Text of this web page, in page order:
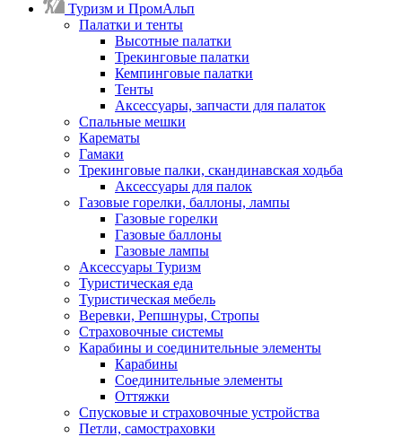
Туризм и ПромАльп
Палатки и тенты
Высотные палатки
Трекинговые палатки
Кемпинговые палатки
Тенты
Аксессуары, запчасти для палаток
Спальные мешки
Карематы
Гамаки
Трекинговые палки, скандинавская ходьба
Аксессуары для палок
Газовые горелки, баллоны, лампы
Газовые горелки
Газовые баллоны
Газовые лампы
Аксессуары Туризм
Туристическая еда
Туристическая мебель
Веревки, Репшнуры, Стропы
Страховочные системы
Карабины и соединительные элементы
Карабины
Соединительные элементы
Оттяжки
Спусковые и страховочные устройства
Петли, самостраховки